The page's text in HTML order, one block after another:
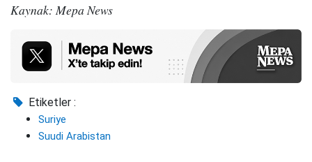
Kaynak: Mepa News
Etiketler :
Suriye
Suudi Arabistan